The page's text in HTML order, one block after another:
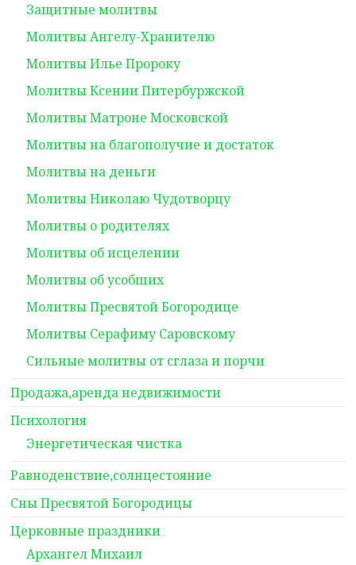
Защитные молитвы
Молитвы Ангелу-Хранителю
Молитвы Илье Пророку
Молитвы Ксении Питербуржской
Молитвы Матроне Московской
Молитвы на благополучие и достаток
Молитвы на деньги
Молитвы Николаю Чудотворцу
Молитвы о родителях
Молитвы об исцелении
Молитвы об усобших
Молитвы Пресвятой Богородице
Молитвы Серафиму Саровскому
Сильные молитвы от сглаза и порчи
Продажа,аренда недвижимости
Психология
Энергетическая чистка
Равноденствие,солнцестояние
Сны Пресвятой Богородицы
Церковные праздники
Архангел Михаил